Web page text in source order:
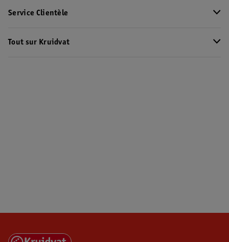
Service Clientèle
Tout sur Kruidvat